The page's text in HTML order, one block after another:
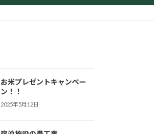
お米プレゼントキャンペー
ン！！
2025年5月12日